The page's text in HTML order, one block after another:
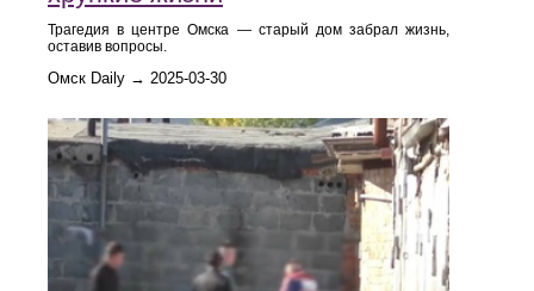
Трагедия в центре Омска — старый дом забрал жизнь,
оставив вопросы.
Омск Daily → 2025-03-30